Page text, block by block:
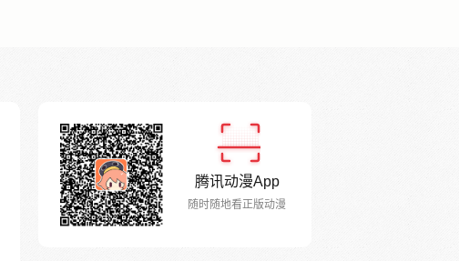
腾讯动漫App
随时随地看正版动漫